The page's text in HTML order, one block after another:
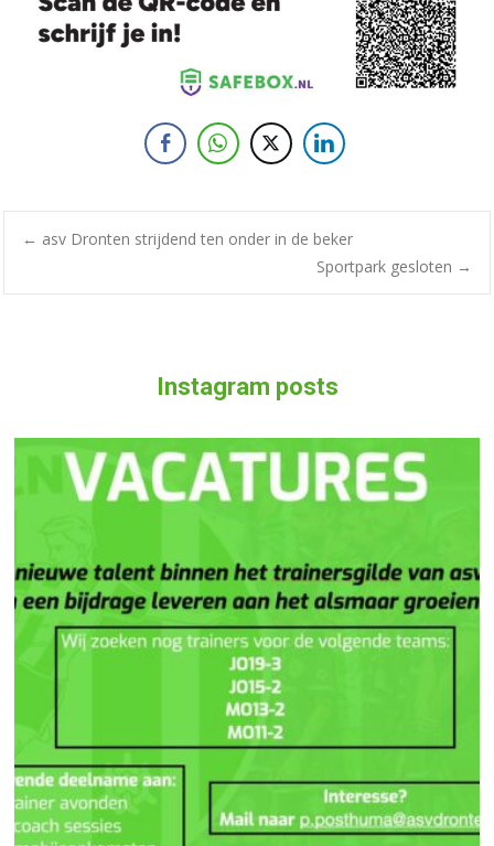
← asv Dronten strijdend ten onder in de beker
Sportpark gesloten →
Instagram posts